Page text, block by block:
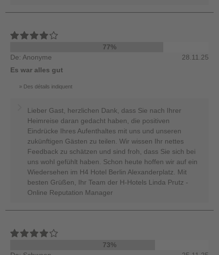
77%
De: Anonyme
28.11.25
Es war alles gut
Des détails indiquent
Lieber Gast, herzlichen Dank, dass Sie nach Ihrer
Heimreise daran gedacht haben, die positiven
Eindrücke Ihres Aufenthaltes mit uns und unseren
zukünftigen Gästen zu teilen. Wir wissen Ihr nettes
Feedback zu schätzen und sind froh, dass Sie sich bei
uns wohl gefühlt haben. Schon heute hoffen wir auf ein
Wiedersehen im H4 Hotel Berlin Alexanderplatz. Mit
besten Grüßen, Ihr Team der H-Hotels Linda Prutz -
Online Reputation Manager
73%